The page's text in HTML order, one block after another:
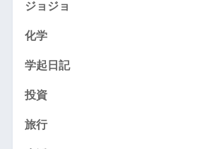
ジョジョ
化学
学起日記
投資
旅行